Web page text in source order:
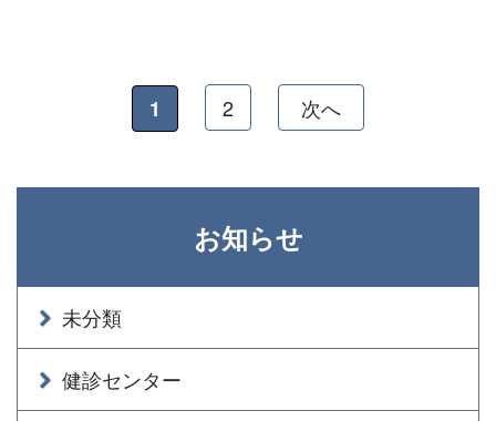
1 2 次へ
お知らせ
未分類
健診センター